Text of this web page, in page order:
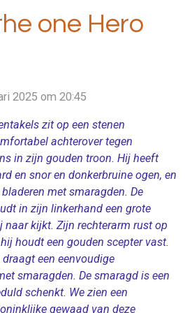
one Hero
2025 om 20:45
zit op een stenen
achterover tegen
in zijn gouden troon. Hij heeft
en snor en donkerbruine ogen, en
met smaragden. De
in zijn linkerhand een grote
naar kijkt. Zijn rechterarm rust op
houdt een gouden scepter vast.
​​een eenvoudige
smaragden. De smaragd is een
schenkt. We zien een
gewaad van deze